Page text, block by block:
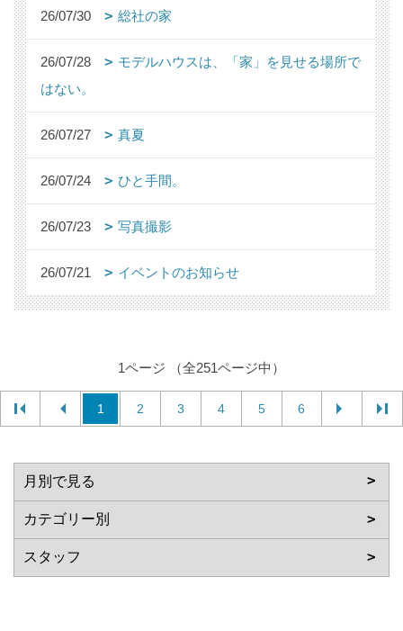
26/07/30 総社の家
26/07/28
モデルハウスは、「家」を見せる場所で
はない。
26/07/27 真夏
26/07/24 ひと手間。
26/07/23 写真撮影
26/07/21 イベントのお知らせ
1ページ （全251ページ中）
1 2 3 4 5 6